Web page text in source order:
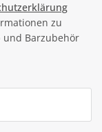
zu
und Barzubehör